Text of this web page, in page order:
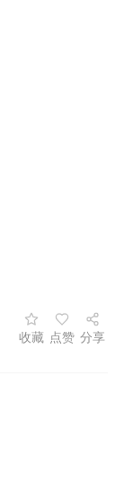
收藏 点赞 分享